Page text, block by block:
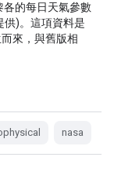
各的每日天氣參數
供)。這項資料是
來，與舊版相
nasa